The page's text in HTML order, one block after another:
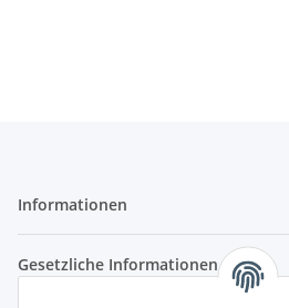
Informationen
Gesetzliche Informationen